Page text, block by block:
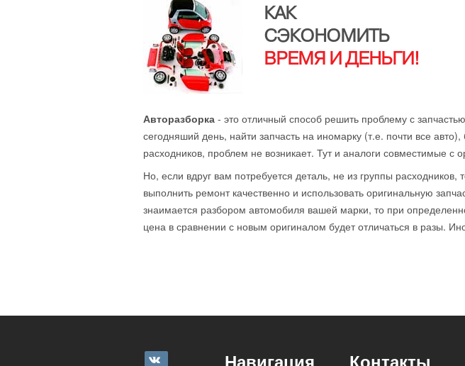
КАК
СЭКОНОМИТЬ
ВРЕМЯ И ДЕНЬГИ!
Авторазборка - это отличный способ решить проблему с
сегодняший день, найти запчасть на иномарку (т.е. почти все
расходников, проблем не возникает. Тут и аналоги совместимые с
Но, если вдруг вам потребуется деталь, не из группы
выполнить ремонт качественно и использовать оригинальную
знаимается разбором автомобиля вашей марки, то при
цена в сравнении с новым оригиналом будет отличаться в разы.
Навигация Контакты